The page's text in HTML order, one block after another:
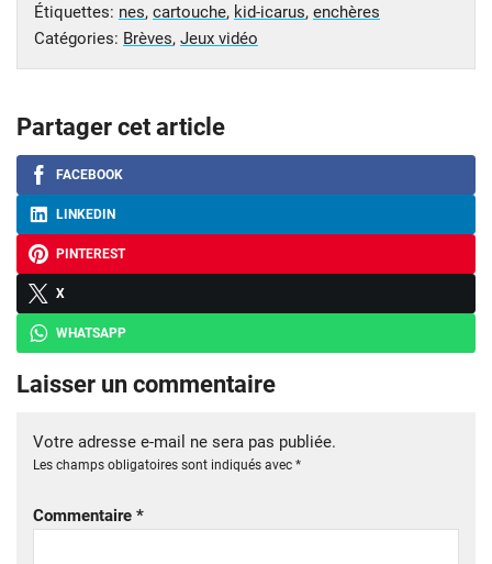
Étiquettes: nes, cartouche, kid-icarus, enchères
Catégories: Brèves, Jeux vidéo
Partager cet article
FACEBOOK
LINKEDIN
PINTEREST
X
WHATSAPP
Laisser un commentaire
Votre adresse e-mail ne sera pas publiée.
Les champs obligatoires sont indiqués avec *
Commentaire *